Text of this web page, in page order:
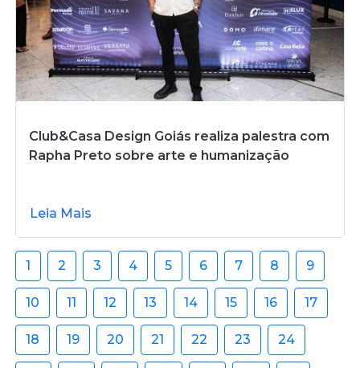
Club&Casa Design Goiás realiza palestra com
Rapha Preto sobre arte e humanização
Leia Mais
1 2 3 4 5 6 7 8 9
10 11 12 13 14 15 16 17
18 19 20 21 22 23 24